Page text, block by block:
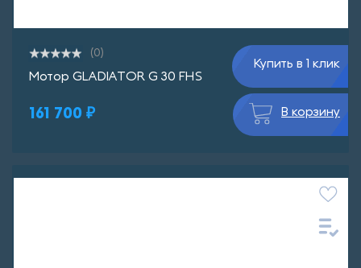
(0)
Мотор GLADIATOR G 30 FHS
161 700 ₽
Купить в 1 клик
В корзину